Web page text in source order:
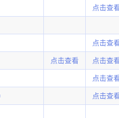
点击查
点击查
点击查看 点击查
点击查
点击查